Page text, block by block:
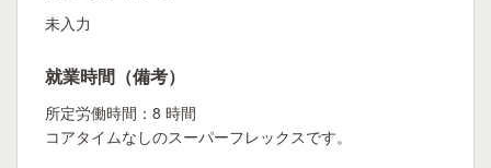
未入力
就業時間（備考）
所定労働時間：8 時間
コアタイムなしのスーパーフレックスです。